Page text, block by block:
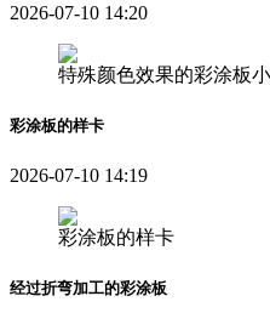
2026-07-10 14:20
特殊颜色效果的彩涂板
彩涂板的样卡
2026-07-10 14:19
彩涂板的样卡
经过折弯加工的彩涂板